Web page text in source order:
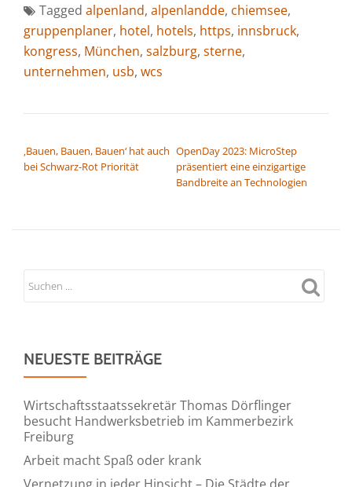
Tagged alpenland, alpenlandde, chiemsee,
gruppenplaner, hotel, hotels, https, innsbruck,
kongress, München, salzburg, sterne,
unternehmen, usb, wcs
‚Bauen, Bauen, Bauen‘ hat auch
bei Schwarz-Rot Priorität
OpenDay 2023: MicroStep
präsentiert eine einzigartige
Bandbreite an Technologien
NEUESTE BEITRÄGE
Wirtschaftsstaatssekretär Thomas Dörflinger
besucht Handwerksbetrieb im Kammerbezirk
Freiburg
Arbeit macht Spaß oder krank